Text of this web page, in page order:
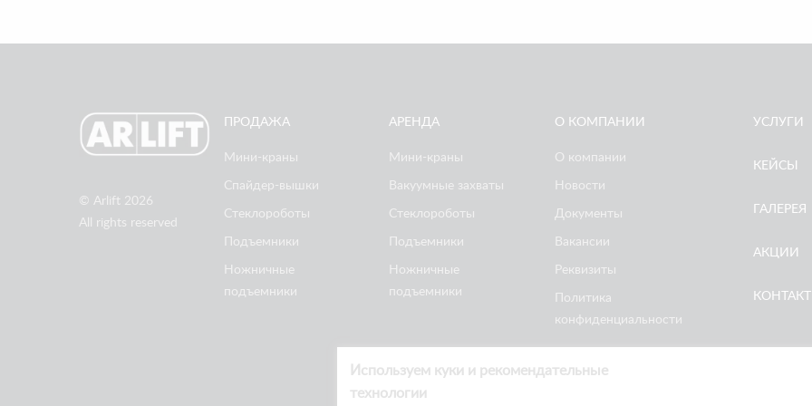
© Arlift 2026
All rights reserved
ПРОДАЖА
Мини-краны
Спайдер-вышки
Стеклороботы
Подъемники
Ножничные
подъемники
АРЕНДА
Мини-краны
Вакуумные захваты
Стеклороботы
Подъемники
Ножничные
подъемники
О КОМПАНИИ
О компании
Новости
Документы
Вакансии
Реквизиты
Политика
конфиденциальности
УСЛУГИ
КЕЙСЫ
ГАЛЕРЕЯ
АКЦИИ
Используем куки и рекомендательные
технологии